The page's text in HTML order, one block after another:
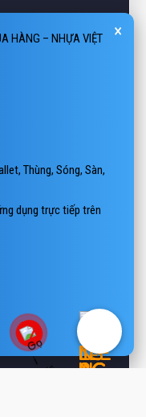
×
Thùng, Sóng, Sàn,
dụng trực tiếp trên